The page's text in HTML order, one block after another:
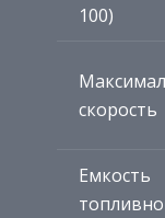
100)
скорость
Емкость